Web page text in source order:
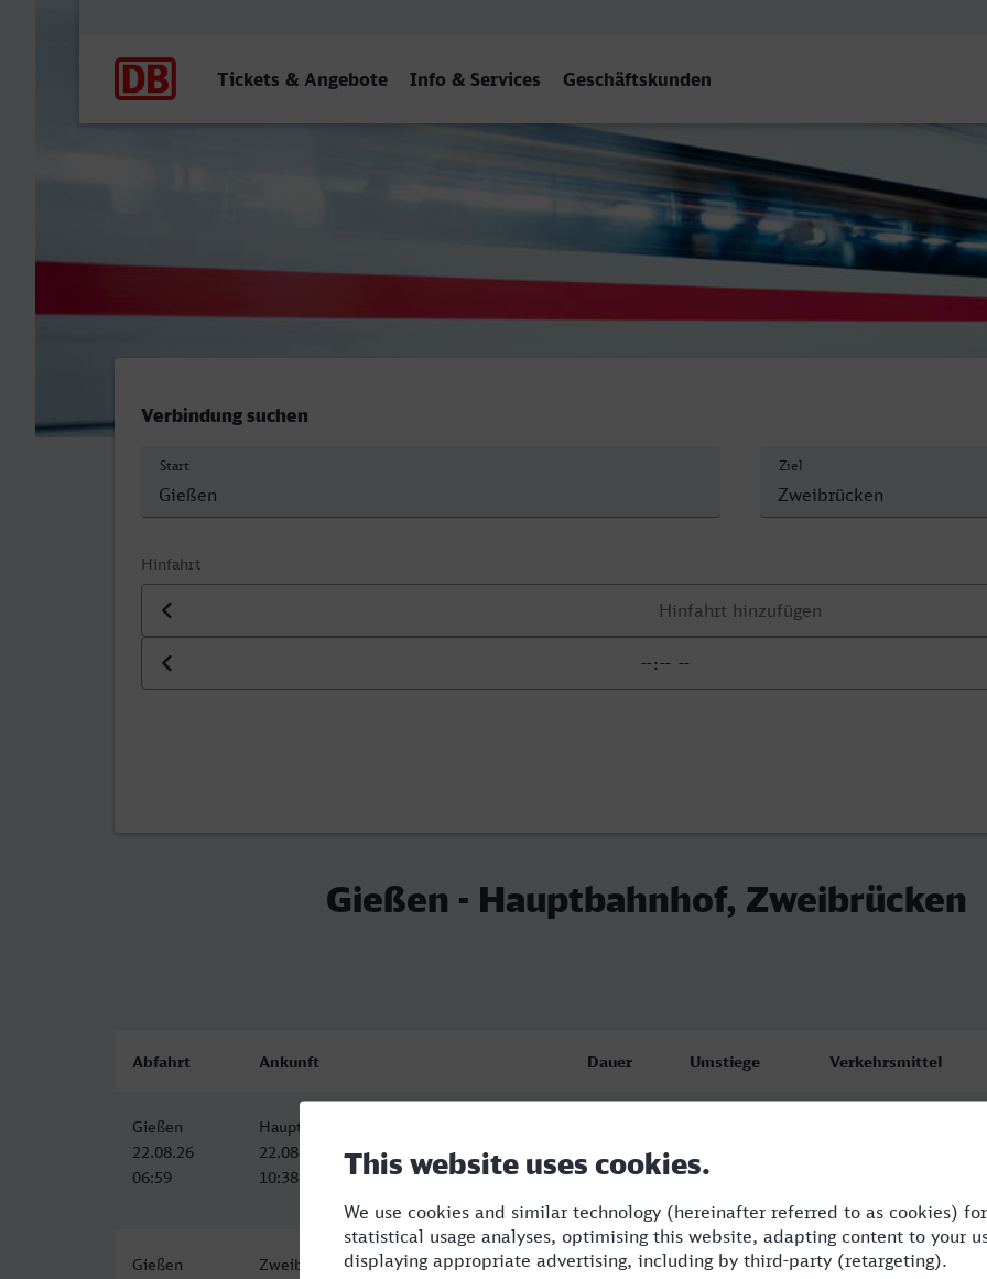
Tickets & Angebote Info & Services Geschäftskunden
Gießen - Hauptbahnhof, Zweibrücken
Verbindung suchen
Start Ziel
Hinfahrt
Datum der Hinfahrt
Uhrzeit der Hinfahrt
Gießen - Hauptbahnhof, Zweibrücken
Abfahrt Ankunft Dauer Umstiege Verkehrsmittel
Gießen
22.08.26
06:59
Hauptbahnhof, Zweibrücken
22.08.26
10:38
Gießen
Zweibrücken Hbf
4:13 4 RB,BUS,RE,ICE,HLB